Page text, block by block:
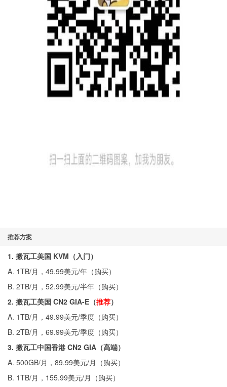
推荐方案
1. 搬瓦工美国 KVM（入门）
A. 1TB/月，49.99美元/年（购买）
B. 2TB/月，52.99美元/半年（购买）
2. 搬瓦工美国 CN2 GIA-E（推荐）
A. 1TB/月，49.99美元/季度（购买）
B. 2TB/月，69.99美元/季度（购买）
3. 搬瓦工中国香港 CN2 GIA（高端）
A. 500GB/月，89.99美元/月（购买）
B. 1TB/月，155.99美元/月（购买）